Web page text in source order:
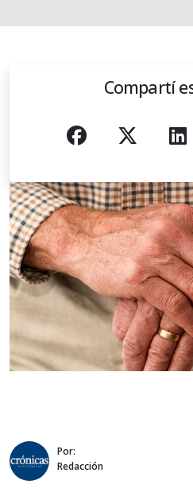
Compartí
Por:
Redacción